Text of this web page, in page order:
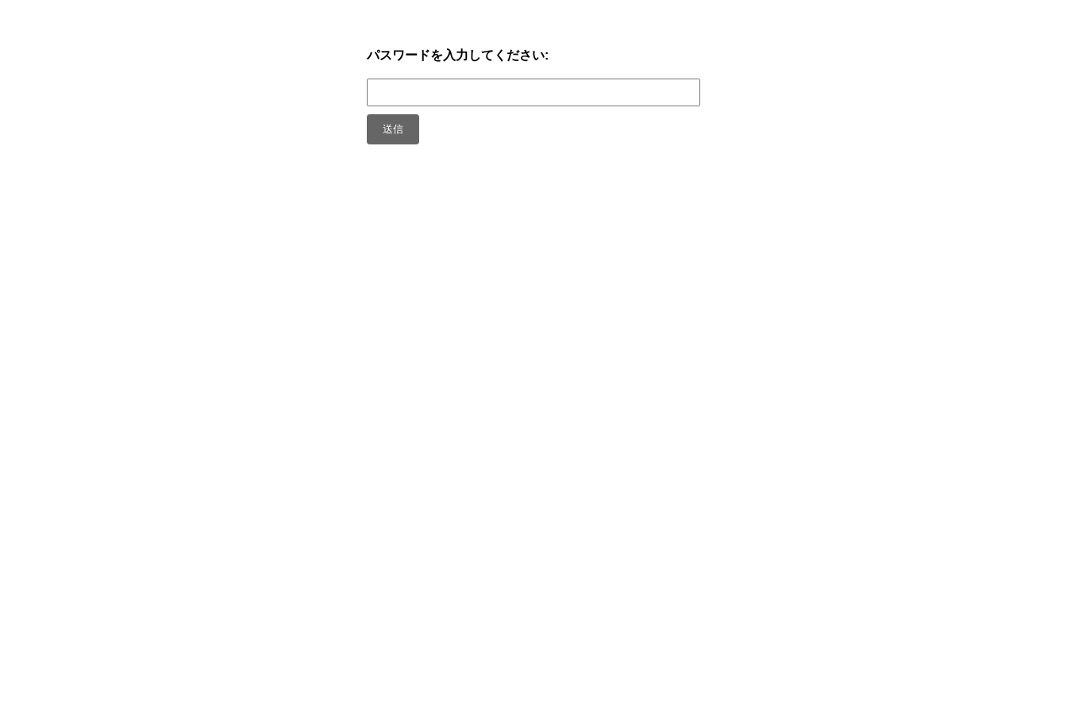
パスワードを入力してください: